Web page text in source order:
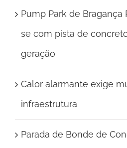
Pump Park de Bragança
se com pista de
geração
Calor alarmante exige
infraestrutura
Parada de Bonde de